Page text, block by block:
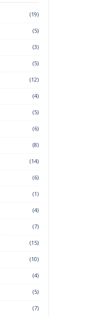
(19)
(5)
(3)
(5)
(12)
(4)
(5)
(6)
(8)
(14)
(6)
(1)
(4)
(7)
(15)
(10)
(4)
(5)
(7)